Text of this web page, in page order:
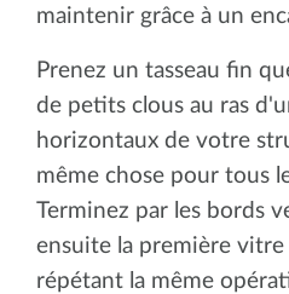
maintenir grâce à un
Prenez un tasseau fin
de petits clous au ras
horizontaux de votre
même chose pour tous
Terminez par les bords
ensuite la première
répétant la même